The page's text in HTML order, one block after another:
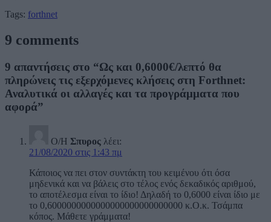
Tags: forthnet
9 comments
9 απαντήσεις στο “Ως και 0,6000€/λεπτό θα
πληρώνεις τις εξερχόμενες κλήσεις στη Forthnet:
Αναλυτικά οι αλλαγές και τα προγράμματα που
αφορά”
Ο/Η Σπυρος λέει:
21/08/2020 στις 1:43 πμ
Κάποιος να πει στον συντάκτη του κειμένου ότι όσα
μηδενικά και να βάλεις στο τέλος ενός δεκαδικός αριθμού,
το αποτέλεσμα είναι το ίδιο! Δηλαδή το 0,6000 είναι ίδιο με
το 0,6000000000000000000000000000 κ.Ο.κ. Τσάμπα
κόπος. Μάθετε γράμματα!